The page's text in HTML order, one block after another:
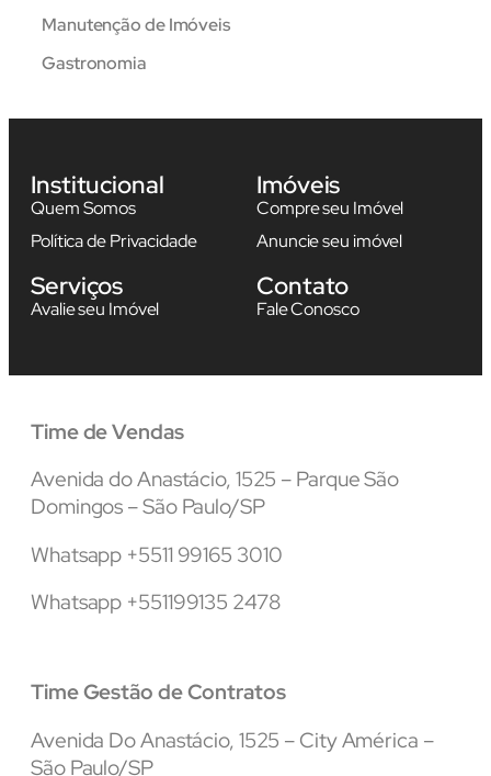
Manutenção de Imóveis
Gastronomia
Institucional
Quem Somos
Política de Privacidade
Imóveis
Compre seu Imóvel
Anuncie seu imóvel
Serviços
Avalie seu Imóvel
Contato
Fale Conosco
Time de Vendas
Avenida do Anastácio, 1525 – Parque São
Domingos – São Paulo/SP
Whatsapp +5511 99165 3010
Whatsapp +551199135 2478
Time Gestão de Contratos
Avenida Do Anastácio, 1525 – City América –
São Paulo/SP